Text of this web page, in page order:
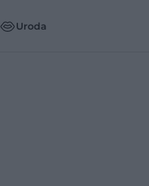
Uroda